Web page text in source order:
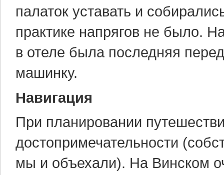
палаток уставать и
практике напрягов не было.
в отеле была последняя
машинку.
Навигация
При планировании
достопримечательности
мы и объехали). На Винском